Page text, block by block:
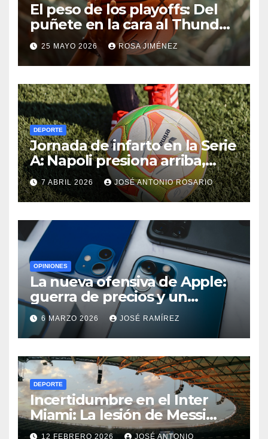
El peso de los playoffs: Del
puñete en la cara al Thunder
hasta el olimpo de las
leyendas de la NBA
25 MAYO 2026 ROSA JIMÉNEZ
DEPORTE
Jornada de infarto en la Serie
A: Napoli presiona arriba,
Juventus cumple y el
Udinese suma fuera de casa
7 ABRIL 2026 JOSÉ ANTONIO ROSARIO
OPINIONES
La nueva ofensiva de Apple:
guerra de precios y un
cambio histórico para el
iPhone 18
6 MARZO 2026 JOSÉ RAMÍREZ
DEPORTE
Incertidumbre en el Inter
Miami: La lesión de Messi
ensombrece el debut
12 FEBRERO 2026 JOSÉ ANTONIO